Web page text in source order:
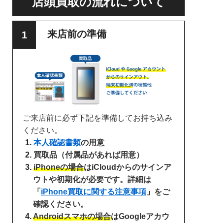
来店前の準備
ご来店前に必ず下記を準備してお持ち込み
ください。
本人確認書類の用意
買取品（付属品があれば用意）
iPhoneの場合はiCloudからのサインア
ウトや初期化が必要です。詳細は
「 iPhone買取に関する注意事項 」をご
確認ください。
Androidスマホの場合はGoogleアカウ